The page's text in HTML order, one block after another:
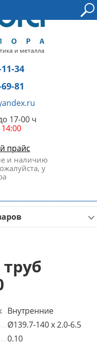
и металла
34
81
17-00 ч
прайс
и наличию
у
Внутренние
Ø139.7-140 x 2.0-6.5
0.10